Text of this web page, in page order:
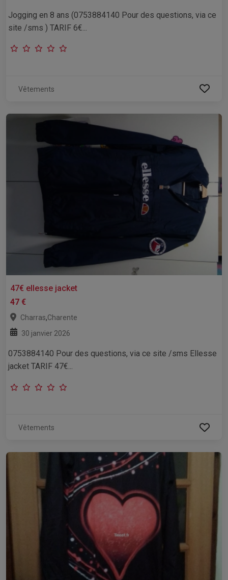
Jogging en 8 ans (0753884140 Pour des questions, via ce
site /sms ) TARIF 6€...
Vêtements
47€ ellesse jacket
47 €
Charras,Charente
30 janvier 2026
0753884140 Pour des questions, via ce site /sms Ellesse
jacket TARIF 47€...
Vêtements